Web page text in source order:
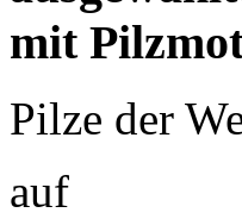
mit
Pilze der
auf